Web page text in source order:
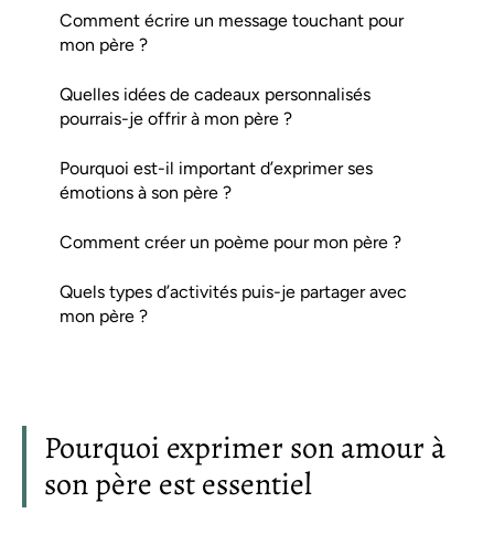
Comment écrire un message touchant pour
mon père ?
Quelles idées de cadeaux personnalisés
pourrais-je offrir à mon père ?
Pourquoi est-il important d’exprimer ses
émotions à son père ?
Comment créer un poème pour mon père ?
Quels types d’activités puis-je partager avec
mon père ?
Pourquoi exprimer son amour à
son père est essentiel